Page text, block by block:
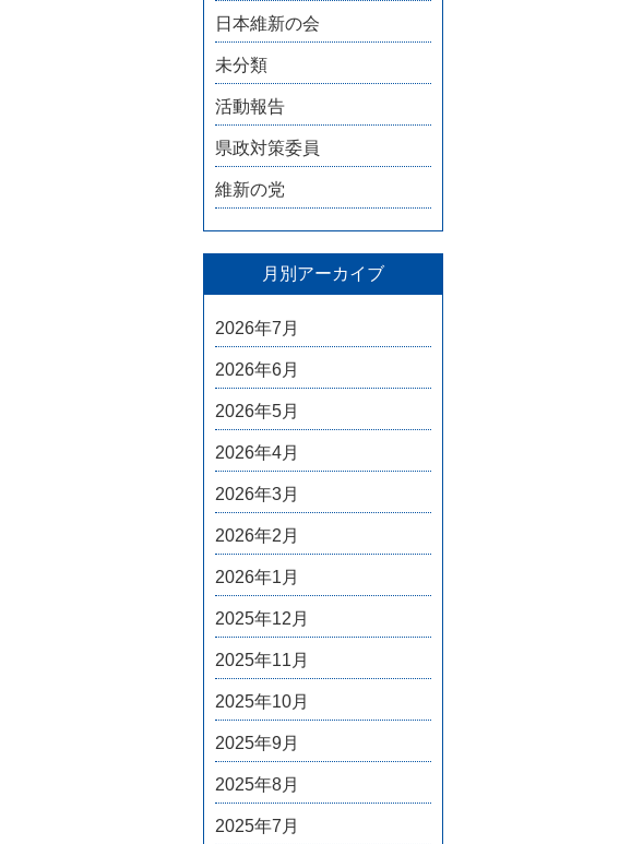
日本維新の会
未分類
活動報告
県政対策委員
維新の党
月別アーカイブ
2026年7月
2026年6月
2026年5月
2026年4月
2026年3月
2026年2月
2026年1月
2025年12月
2025年11月
2025年10月
2025年9月
2025年8月
2025年7月